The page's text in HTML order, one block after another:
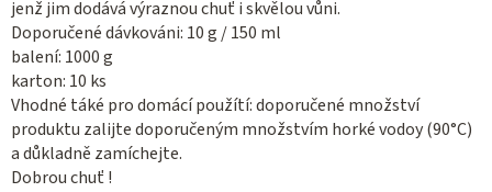
jenž jim dodává výraznou chuť i skvělou vůni.
Doporučené dávkováni: 10 g / 150 ml
balení: 1000 g
karton: 10 ks
Vhodné táké pro domácí použítí: doporučené množství
produktu zalijte doporučeným množstvím horké vodoy (90°C)
a důkladně zamíchejte.
Dobrou chuť !